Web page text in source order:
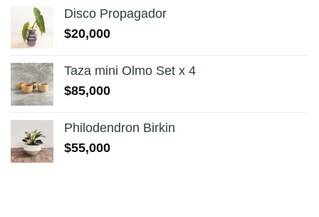
Disco Propagador
$20,000
Taza mini Olmo Set x 4
$85,000
Philodendron Birkin
$55,000